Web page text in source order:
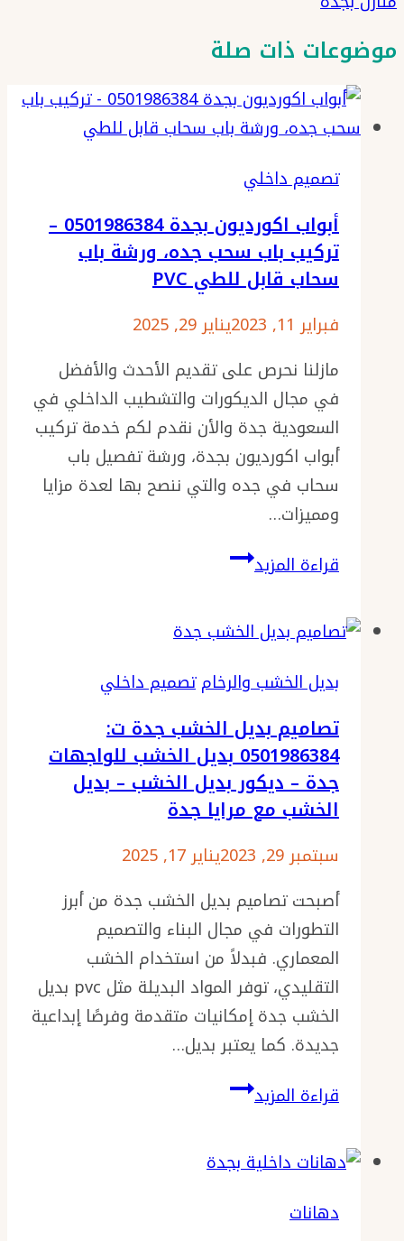
موضوعات ذات صلة
تصميم داخلي
أبواب اكورديون بجدة 0501986384 –
تركيب باب سحب جده، ورشة باب
سحاب قابل للطي PVC
فبراير 11, 2023
يناير 29, 2025
مازلنا نحرص على تقديم الأحدث والأفضل
في مجال الديكورات والتشطيب الداخلي في
السعودية جدة والأن نقدم لكم خدمة تركيب
أبواب اكورديون بجدة، ورشة تفصيل باب
سحاب في جده والتي ننصح بها لعدة مزايا
ومميزات…
قراءة المزيدأبواب
بجدة
0501986384
–
باب
سحب
جده،
ورشة
باب
قابل
للطي
PVC
بديل الخشب والرخام تصميم داخلي
تصاميم بديل الخشب جدة ت:
0501986384 بديل الخشب للواجهات
جدة – ديكور بديل الخشب – بديل
الخشب مع مرايا جدة
سبتمبر 29, 2023
يناير 17, 2025
أصبحت تصاميم بديل الخشب جدة من أبرز
التطورات في مجال البناء والتصميم
المعماري. فبدلاً من استخدام الخشب
التقليدي، توفر المواد البديلة مثل pvc بديل
الخشب جدة إمكانيات متقدمة وفرصًا إبداعية
جديدة. كما يعتبر بديل…
قراءة المزيدتصاميم
جدة
دهانات